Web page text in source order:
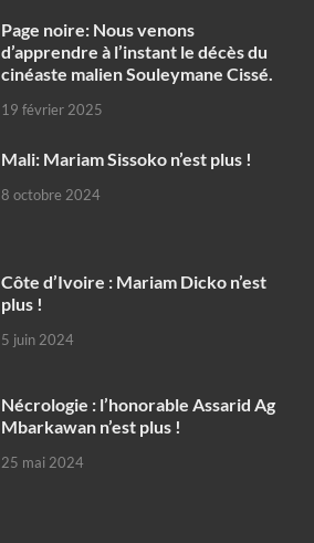
Page noire: Nous venons
d’apprendre à l’instant le décès du
cinéaste malien Souleymane Cissé.
19 février 2025
Mali: Mariam Sissoko n’est plus !
8 octobre 2024
Côte d’Ivoire : Mariam Dicko n’est
plus !
5 juin 2024
Nécrologie : l’honorable Assarid Ag
Mbarkawan n’est plus !
25 mai 2024